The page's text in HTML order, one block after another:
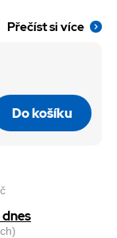
Přečíst si více
Do košíku